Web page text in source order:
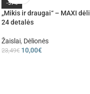
-57%
„Mikis ir draugai“ – MAXI
24 detalės
Žaislai, Dėlionės
23,49€ 10,00€